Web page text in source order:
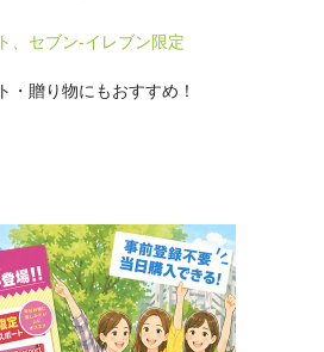
、セブン-イレブン限定
・贈り物にもおすすめ！